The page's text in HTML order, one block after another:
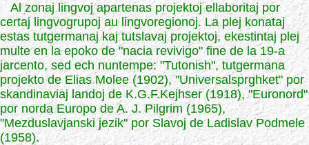
Al zonaj lingvoj apartenas projektoj ellaboritaj por
certaj lingvogrupoj au lingvoregionoj. La plej konataj
estas tutgermanaj kaj tutslavaj projektoj, ekestintaj plej
multe en la epoko de "nacia revivigo" fine de la 19-a
jarcento, sed ech nuntempe: "Tutonish", tutgermana
projekto de Elias Molee (1902), "Universalsprghket" por
skandinaviaj landoj de K.G.F.Kejhser (1918), "Euronord"
por norda Europo de A. J. Pilgrim (1965),
"Mezduslavjanski jezik" por Slavoj de Ladislav Podmele
(1958).